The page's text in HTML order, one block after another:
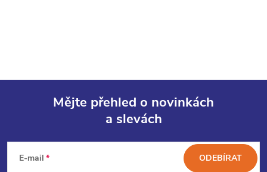
Mějte přehled o novinkách
a slevách
E-mail ODEBÍRAT